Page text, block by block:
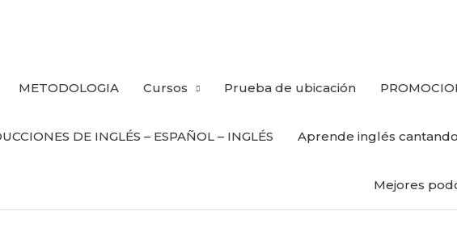
METODOLOGIA Cursos Prueba de ubicación
DE INGLÉS – ESPAÑOL – INGLÉS Aprende inglés cantando
Mejores